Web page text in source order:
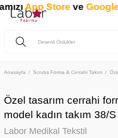
Anasayfa Scrubs Forma & Cerrahi Takım
Özel tasarım cerrahi
model kadın takım 38/
Labor Medikal Tekstil
App StoreveGoogle